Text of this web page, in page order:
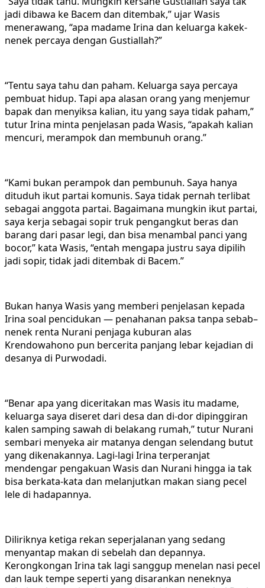
jadi dibawa ke Bacem dan ditembak,” ujar Wasis
menerawang, “apa madame Irina dan keluarga kakek-
nenek percaya dengan Gustiallah?”
“Tentu saya tahu dan paham. Keluarga saya percaya
pembuat hidup. Tapi apa alasan orang yang menjemur
bapak dan menyiksa kalian, itu yang saya tidak paham,”
tutur Irina minta penjelasan pada Wasis, “apakah kalian
mencuri, merampok dan membunuh orang.”
“Kami bukan perampok dan pembunuh. Saya hanya
dituduh ikut partai komunis. Saya tidak pernah terlibat
sebagai anggota partai. Bagaimana mungkin ikut partai,
saya kerja sebagai sopir truk pengangkut beras dan
barang dari pasar legi, dan bisa menambal panci yang
bocor,” kata Wasis, “entah mengapa justru saya dipilih
jadi sopir, tidak jadi ditembak di Bacem.”
Bukan hanya Wasis yang memberi penjelasan kepada
Irina soal pencidukan — penahanan paksa tanpa sebab–
nenek renta Nurani penjaga kuburan alas
Krendowahono pun bercerita panjang lebar kejadian di
desanya di Purwodadi.
“Benar apa yang diceritakan mas Wasis itu madame,
keluarga saya diseret dari desa dan di-dor dipinggiran
kalen samping sawah di belakang rumah,” tutur Nurani
sembari menyeka air matanya dengan selendang butut
yang dikenakannya. Lagi-lagi Irina terperanjat
mendengar pengakuan Wasis dan Nurani hingga ia tak
bisa berkata-kata dan melanjutkan makan siang pecel
lele di hadapannya.
Diliriknya ketiga rekan seperjalanan yang sedang
menyantap makan di sebelah dan depannya.
Kerongkongan Irina tak lagi sanggup menelan nasi pecel
dan lauk tempe seperti yang disarankan neneknya